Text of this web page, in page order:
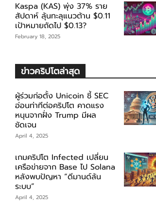
Kaspa (KAS) พุ่ง 37% ราย
สัปดาห์ ลุ้นทะลุแนวต้าน $0.11
เป้าหมายถัดไป $0.13?
February 18, 2025
ข่าวคริปโตล่าสุด
ผู้ร่วมก่อตั้ง Unicoin ชี้ SEC
อ่อนท่าทีต่อคริปโต คาดแรง
หนุนจากฝั่ง Trump มีผล
ชัดเจน
April 4, 2025
เกมคริปโต Infected เปลี่ยน
เครือข่ายจาก Base ไป Solana
หลังพบปัญหา “ดีมานด์ล้น
ระบบ”
April 4, 2025